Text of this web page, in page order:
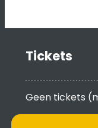
Tickets
Geen tickets